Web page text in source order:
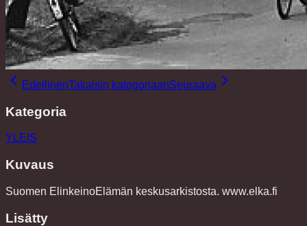
EdellinenTakaisin kategoriaanSeuraava
Kategoria
YLEIS
Kuvaus
Suomen ElinkeinoElämän keskusarkistosta. www.elka.fi
Lisätty